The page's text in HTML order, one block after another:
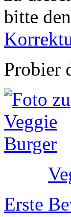
bitte
Probier
Erste